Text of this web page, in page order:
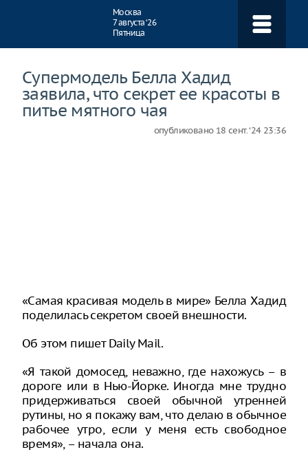
Москва
7 августа ‘26
Пятница
Супермодель Белла Хадид
заявила, что секрет ее красоты в
питье мятного чая
опубликовано 18 сент. ‘24 23:36
«Самая красивая модель в мире» Белла Хадид
поделилась секретом своей внешности.
Об этом пишет Daily Mail.
«Я такой домосед, неважно, где нахожусь – в
дороге или в Нью-Йорке. Иногда мне трудно
придерживаться своей обычной утренней
рутины, но я покажу вам, что делаю в обычное
рабочее утро, если у меня есть свободное
время», – начала она.